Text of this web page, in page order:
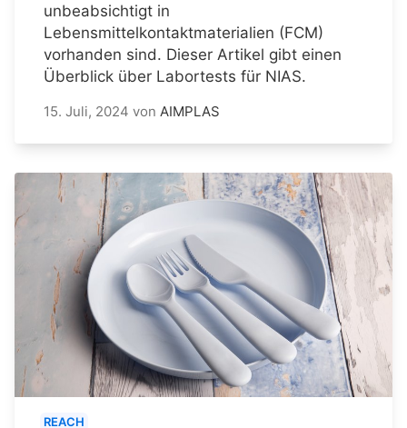
unbeabsichtigt in
Lebensmittelkontaktmaterialien (FCM)
vorhanden sind. Dieser Artikel gibt einen
Überblick über Labortests für NIAS.
15. Juli, 2024 von AIMPLAS
REACH